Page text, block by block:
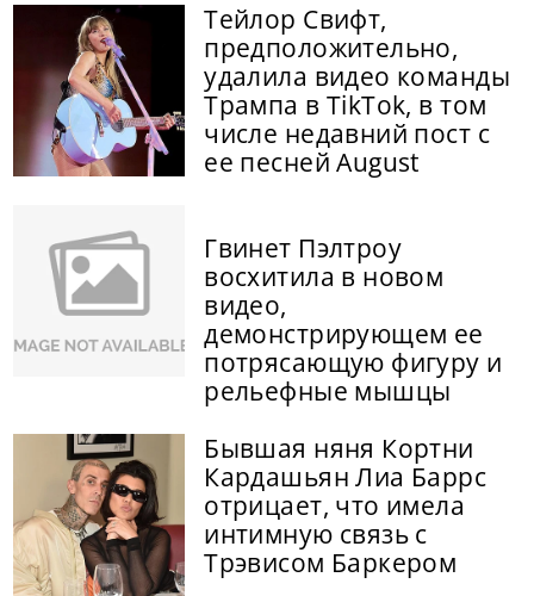
Тейлор Свифт,
предположительно,
удалила видео команды
Трампа в TikTok, в том
числе недавний пост с
ее песней August
Гвинет Пэлтроу
восхитила в новом
видео,
демонстрирующем ее
потрясающую фигуру и
рельефные мышцы
Бывшая няня Кортни
Кардашьян Лиа Баррс
отрицает, что имела
интимную связь с
Трэвисом Баркером